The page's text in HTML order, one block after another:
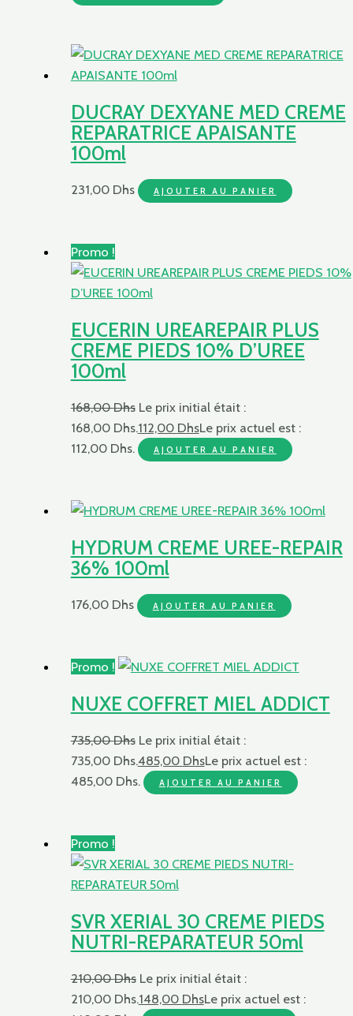
DUCRAY DEXYANE MED CREME
REPARATRICE APAISANTE
100ml
231,00 Dhs AJOUTER AU PANIER
Promo !
EUCERIN UREAREPAIR PLUS
CREME PIEDS 10% D’UREE
100ml
168,00Dhs Le prix initial était :
168,00 Dhs.112,00 DhsLe prix actuel est :
112,00 Dhs.
AJOUTER AU PANIER
HYDRUM CREME UREE-REPAIR
36% 100ml
176,00 Dhs AJOUTER AU PANIER
Promo !
NUXE COFFRET MIEL ADDICT
735,00Dhs Le prix initial était :
735,00 Dhs.485,00 DhsLe prix actuel est :
485,00 Dhs.
AJOUTER AU PANIER
Promo !
SVR XERIAL 30 CREME PIEDS
NUTRI-REPARATEUR 50ml
210,00Dhs Le prix initial était :
210,00 Dhs.148,00 DhsLe prix actuel est :